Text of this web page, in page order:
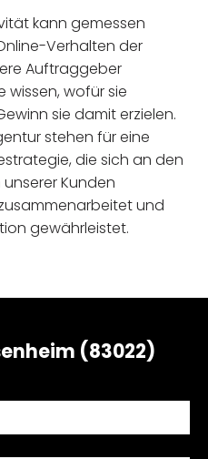
kann gemessen
Verhalten der
Auftraggeber
wissen, wofür sie
sie damit erzielen.
stehen für eine
die sich an den
Kunden
und
gewährleistet.
(83022)